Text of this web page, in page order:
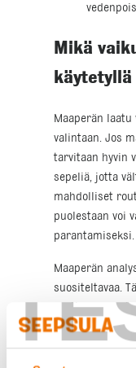
Mikä
Maaperän
valintaan. Jos
tarvitaan hyvin
sepeliä, jotta
mahdolliset
puolestaan voi
parantamiseksi.
Maaperän
suositeltavaa.
valittu
parantaa pihan